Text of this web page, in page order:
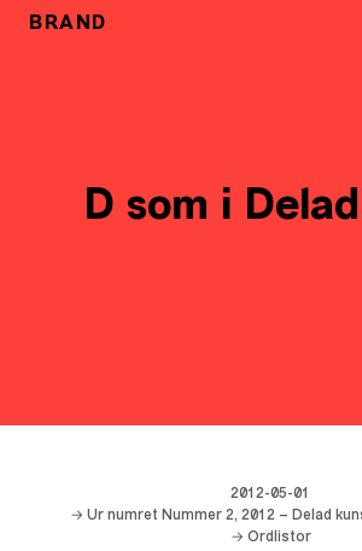
BRAND
D som i
2012-05-01
→ Ur numret Nummer 2, 2012 – Delad
→ Ordlistor